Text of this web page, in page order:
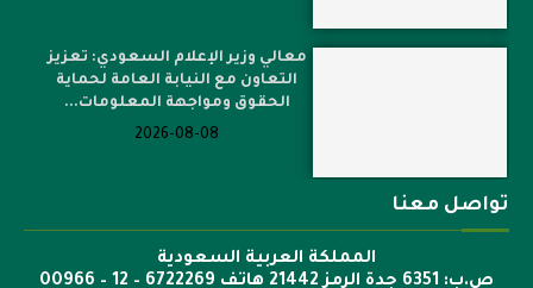
معالي وزير الإعلام السعودي: تعزيز
التعاون مع النيابة العامة لحماية
الحقوق ومواجهة المعلومات...
2026-08-08
تواصل معنا
المملكة العربية السعودية
ص.ب: 6351 جدة الرمز 21442 هاتف 6722269 – 12 – 00966